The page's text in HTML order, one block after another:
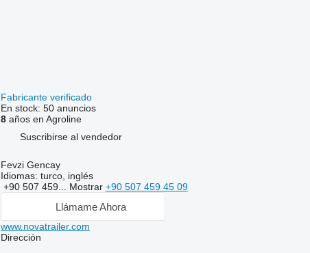
Fabricante verificado
En stock: 50 anuncios
8años en Agroline
Suscribirse al vendedor
Fevzi Gencay
Idiomas: turco, inglés
+90 507 459... Mostrar +90 507 459 45 09
Llámame Ahora
www.novatrailer.com
Dirección